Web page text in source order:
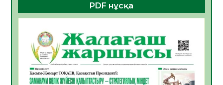
ҚҰРЫЛТАЙ САЙЛАУЫ – БОЛАШАҚҚА
БАСТАР ЖАУАПТЫ ТАҢДАУ
06.08.2026
Инфекциялық ауруларға қарсы иммундау
жұмыстарының тиімділігі
06.08.2026
PDF нұсқа